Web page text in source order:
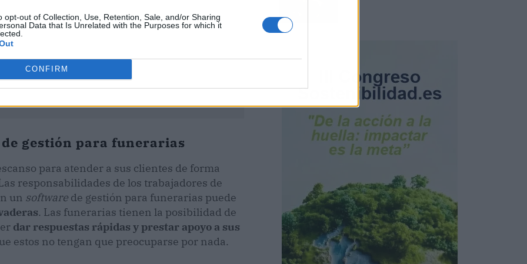
opt-out of Collection, Use, Retention, Sale, and/or Sharing
Data that Is Unrelated with the Purposes for which it
CONFIRM
de gestión para funerarias
para atender a sus clientes de forma
responsabilidades de los trabajadores de
un software de gestión para funerarias puede
. Las funerarias tienen la posibilidad de
dar respuestas rápidas y prestar apoyo a sus
estos no tengan que preocuparse por nada.